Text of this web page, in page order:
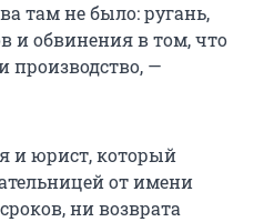
там не было: ругань,
и обвинения в том, что
производство, —
и юрист, который
от имени
ни возврата